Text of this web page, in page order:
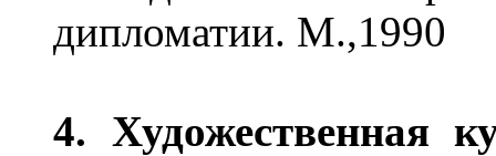
дипломатии. М.,1990
4. Художественная